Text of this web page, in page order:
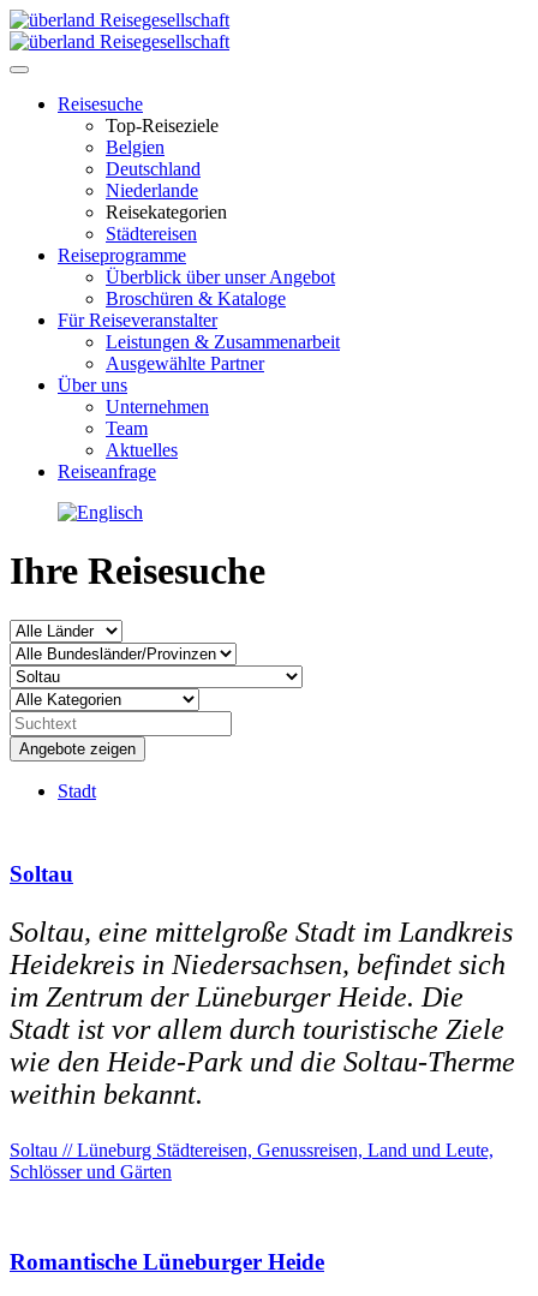
Toggle
navigationReisesuche
Top-Reiseziele
Belgien
Deutschland
Niederlande
Reisekategorien
Städtereisen
Reiseprogramme
Überblick über unser Angebot
Broschüren & Kataloge
Für Reiseveranstalter
Leistungen & Zusammenarbeit
Ausgewählte Partner
Über uns
Unternehmen
Team
Aktuelles
Reiseanfrage
Ihre Reisesuche
Stadt
Soltau
Soltau, eine mittelgroße Stadt im Landkreis
Heidekreis in Niedersachsen, befindet sich
im Zentrum der Lüneburger Heide. Die
Stadt ist vor allem durch touristische Ziele
wie den Heide-Park und die Soltau-Therme
weithin bekannt.
Soltau // Lüneburg Städtereisen, Genussreisen, Land und Leute,
Schlösser und Gärten
Romantische Lüneburger Heide